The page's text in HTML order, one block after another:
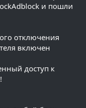
и пошли
отключения
включен
доступ к